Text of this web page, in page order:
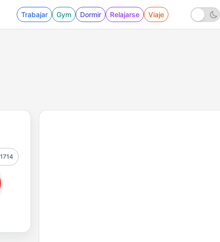
Trabajar Gym Dormir Relajarse Viaje
1714